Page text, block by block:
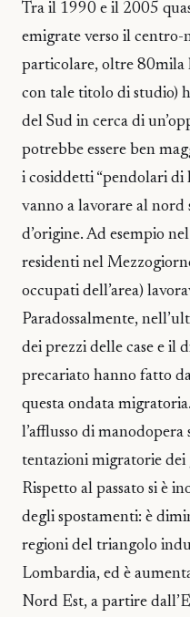
Tra il 1990 e il 2005
emigrate verso il
particolare, oltre 80mila
con tale titolo di studio)
del Sud in cerca di
potrebbe essere ben
i cosiddetti “pendolari di
vanno a lavorare al nord
d’origine. Ad esempio
residenti nel
occupati dell’area)
Paradossalmente,
dei prezzi delle case e il
precariato hanno fatto
questa ondata
l’afflusso di
tentazioni migratorie dei
Rispetto al passato si è
degli spostamenti: è
regioni del triangolo
Lombardia, ed è
Nord Est, a partire